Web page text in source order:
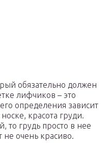
обязательно должен
лифчиков – это
определения зависит
красота груди.
то грудь просто в нее
не очень красиво.